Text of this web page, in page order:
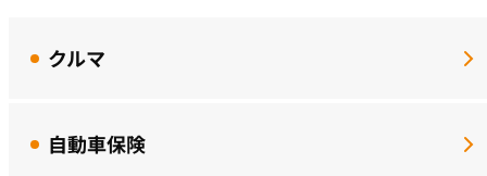
クルマ
自動車保険